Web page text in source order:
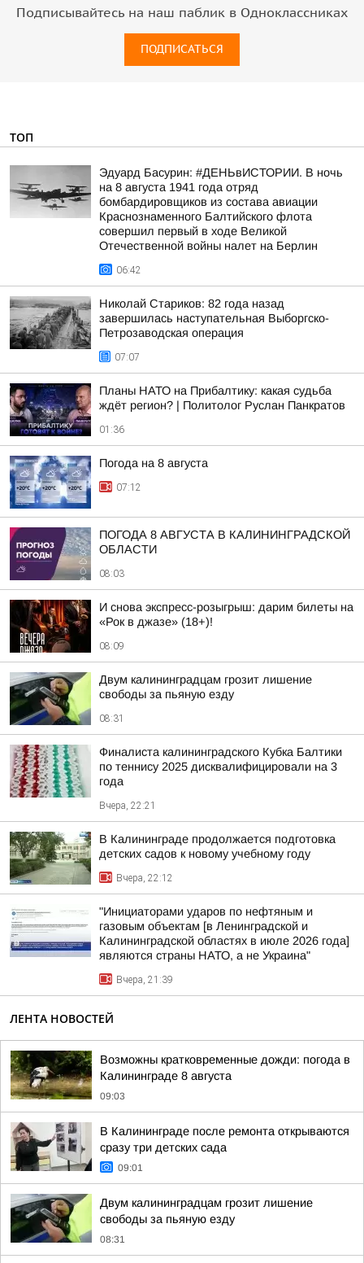
Подписывайтесь на наш паблик в Одноклассниках
ПОДПИСАТЬСЯ
ТОП
Эдуард Басурин: #ДЕНЬвИСТОРИИ. В ночь
на 8 августа 1941 года отряд
бомбардировщиков из состава авиации
Краснознаменного Балтийского флота
совершил первый в ходе Великой
Отечественной войны налет на Берлин
06:42
Николай Стариков: 82 года назад
завершилась наступательная Выборгско-
Петрозаводская операция
07:07
Планы НАТО на Прибалтику: какая судьба
ждёт регион? | Политолог Руслан Панкратов
01:36
Погода на 8 августа
07:12
ПОГОДА 8 АВГУСТА В КАЛИНИНГРАДСКОЙ
ОБЛАСТИ
08:03
И снова экспресс-розыгрыш: дарим билеты на
«Рок в джазе» (18+)!
08:09
Двум калининградцам грозит лишение
свободы за пьяную езду
08:31
Финалиста калининградского Кубка Балтики
по теннису 2025 дисквалифицировали на 3
года
Вчера, 22:21
В Калининграде продолжается подготовка
детских садов к новому учебному году
Вчера, 22:12
"Инициаторами ударов по нефтяным и
газовым объектам [в Ленинградской и
Калининградской областях в июле 2026 года]
являются страны НАТО, а не Украина"
Вчера, 21:39
ЛЕНТА НОВОСТЕЙ
Возможны кратковременные дожди: погода в
Калининграде 8 августа
09:03
В Калининграде после ремонта открываются
сразу три детских сада
09:01
Двум калининградцам грозит лишение
свободы за пьяную езду
08:31